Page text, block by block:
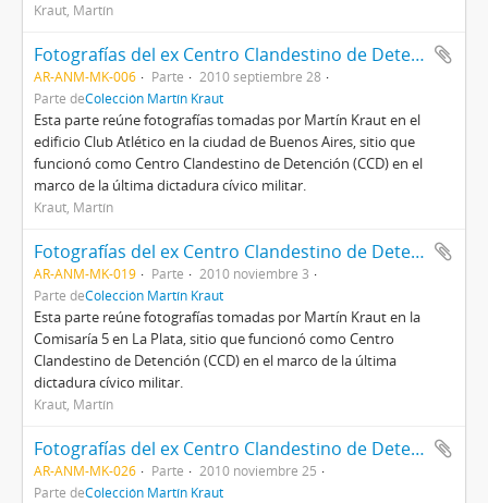
Kraut, Martín
Fotografías del ex Centro Clandestino de Detención (CCD) Club Atlético
AR-ANM-MK-006 Parte
2010 septiembre 28
Parte deColección Martín Kraut
Esta parte reúne fotografías tomadas por Martín Kraut en el
edificio Club Atlético en la ciudad de Buenos Aires, sitio que
funcionó como Centro Clandestino de Detención (CCD) en el
marco de la última dictadura cívico militar.
Kraut, Martín
Fotografías del ex Centro Clandestino de Detención (CCD) Comisaría 5 de La Plata
AR-ANM-MK-019 Parte
2010 noviembre 3
Parte deColección Martín Kraut
Esta parte reúne fotografías tomadas por Martín Kraut en la
Comisaría 5 en La Plata, sitio que funcionó como Centro
Clandestino de Detención (CCD) en el marco de la última
dictadura cívico militar.
Kraut, Martín
Fotografías del ex Centro Clandestino de Detención (CCD) Comisaría 6 de Rosario
AR-ANM-MK-026 Parte
2010 noviembre 25
Parte deColección Martín Kraut